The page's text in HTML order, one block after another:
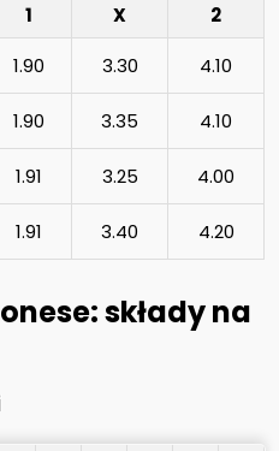
1 X
2
1.90
3.30 4.10
1.90 3.35 4.10
1.91 3.25 4.00
1.91 3.40 4.20
składy na